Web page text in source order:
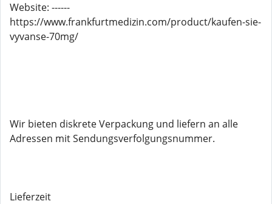
Website: ------
https://www.frankfurtmedizin.com/product/kaufen-sie-
vyvanse-70mg/
Wir bieten diskrete Verpackung und liefern an alle
Adressen mit Sendungsverfolgungsnummer.
Lieferzeit